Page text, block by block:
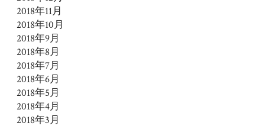
2018年11月
2018年10月
2018年9月
2018年8月
2018年7月
2018年6月
2018年5月
2018年4月
2018年3月